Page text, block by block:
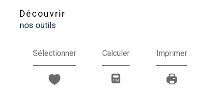
découvrir
nos outils
Sélectionner Calculer Imprimer